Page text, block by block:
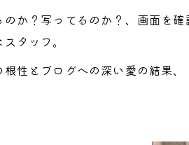
のか？写ってるのか？、画面を
タッフ。
性とブログへの深い愛の結果、